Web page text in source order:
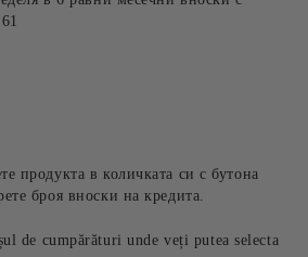
продукта в количката си с бутона
броя вноски на кредита.
de cumpărături unde veți putea selecta